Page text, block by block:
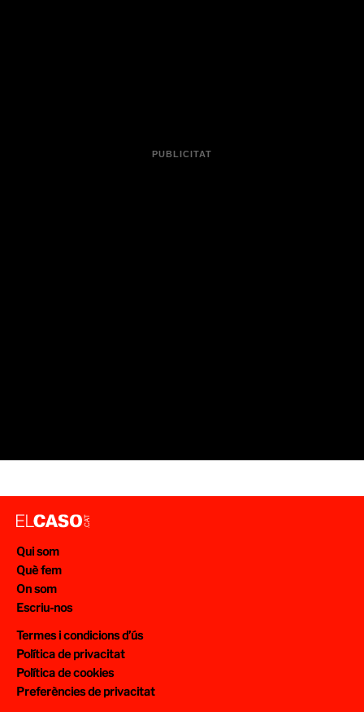
Qui som
Què fem
On som
Escriu-nos
Termes i condicions d’ús
Política de privacitat
Política de cookies
Preferències de privacitat